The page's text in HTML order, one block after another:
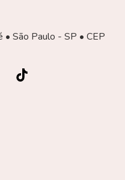
• São Paulo - SP • CEP